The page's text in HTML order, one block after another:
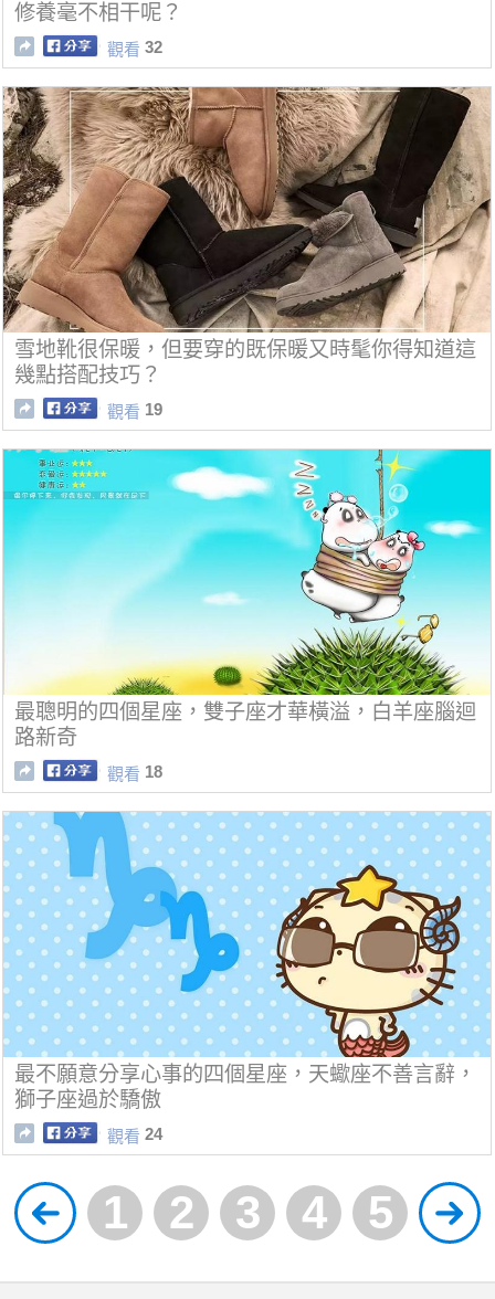
修養毫不相干呢？
觀看 32
雪地靴很保暖，但要穿的既保暖又時髦你得知道這
幾點搭配技巧？
觀看 19
最聰明的四個星座，雙子座才華橫溢，白羊座腦迴
路新奇
觀看 18
最不願意分享心事的四個星座，天蠍座不善言辭，
獅子座過於驕傲
觀看 24
1 2 3 4 5